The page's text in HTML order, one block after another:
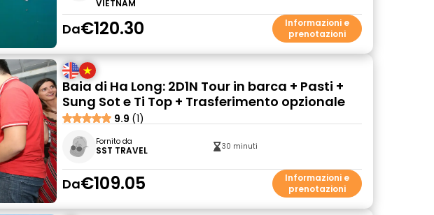
VIETNAM
Da€120.30
Informazioni e
prenotazioni
Baia di Ha Long: 2D1N Tour in barca + Pasti +
Sung Sot e Ti Top + Trasferimento opzionale
9.9 (1)
Fornito da
SST TRAVEL 30 minuti
Da€109.05
Informazioni e
prenotazioni